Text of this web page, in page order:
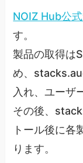
NOIZ Hub公
す。
製品の取得は
め、
入れ、ユーザ
その後、
トール後に各
ります。